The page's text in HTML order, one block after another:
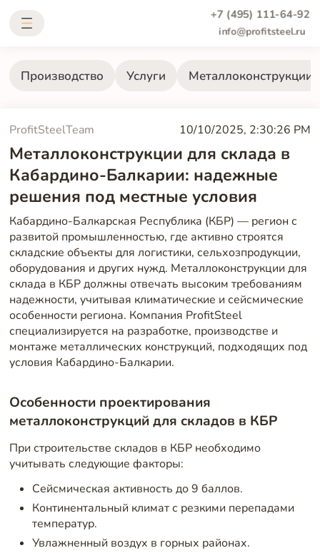
+7 (495) 111-64-92
info@profitsteel.ru
Производство Услуги Металлоконструкции
ProfitSteelTeam 10/10/2025, 2:30:26 PM
Металлоконструкции для склада в
Кабардино-Балкарии: надежные
решения под местные условия
Кабардино-Балкарская Республика (КБР) — регион с
развитой промышленностью, где активно строятся
складские объекты для логистики, сельхозпродукции,
оборудования и других нужд. Металлоконструкции для
склада в КБР должны отвечать высоким требованиям
надежности, учитывая климатические и сейсмические
особенности региона. Компания ProfitSteel
специализируется на разработке, производстве и
монтаже металлических конструкций, подходящих под
условия Кабардино-Балкарии.
Особенности проектирования
металлоконструкций для складов в КБР
При строительстве складов в КБР необходимо
учитывать следующие факторы:
Сейсмическая активность до 9 баллов.
Континентальный климат с резкими перепадами
температур.
Увлажненный воздух в горных районах.